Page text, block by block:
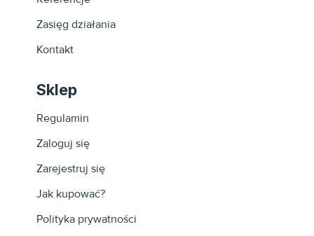
Zasięg działania
Kontakt
Sklep
Regulamin
Zaloguj się
Zarejestruj się
Jak kupować?
Polityka prywatności